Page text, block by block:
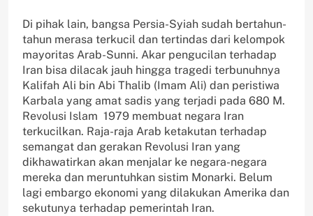
Di pihak lain, bangsa Persia-Syiah sudah bertahun-
tahun merasa terkucil dan tertindas dari kelompok
mayoritas Arab-Sunni. Akar pengucilan terhadap
Iran bisa dilacak jauh hingga tragedi terbunuhnya
Kalifah Ali bin Abi Thalib (Imam Ali) dan peristiwa
Karbala yang amat sadis yang terjadi pada 680 M.
Revolusi Islam 1979 membuat negara Iran
terkucilkan. Raja-raja Arab ketakutan terhadap
semangat dan gerakan Revolusi Iran yang
dikhawatirkan akan menjalar ke negara-negara
mereka dan meruntuhkan sistim Monarki. Belum
lagi embargo ekonomi yang dilakukan Amerika dan
sekutunya terhadap pemerintah Iran.